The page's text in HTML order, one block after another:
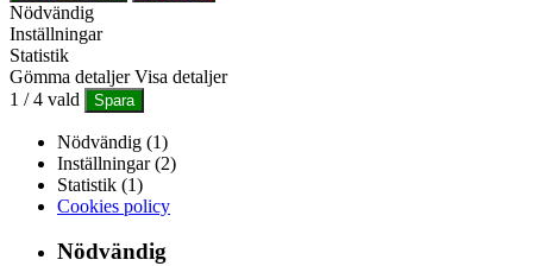
Nödvändig
Inställningar
Statistik
Gömma detaljer Visa detaljer
1 /4 vald Spara
Nödvändig (1)
Inställningar (2)
Statistik (1)
Cookies policy
Nödvändig